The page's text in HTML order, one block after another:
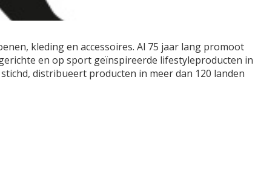
kleding en accessoires. Al 75 jaar lang promoot
en op sport geïnspireerde lifestyleproducten in
distribueert producten in meer dan 120 landen